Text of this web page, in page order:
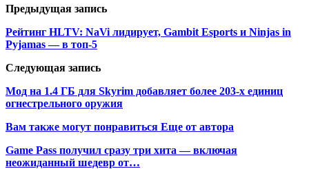
Предыдущая запись
Рейтинг HLTV: NaVi лидирует, Gambit Esports и Ninjas in
Pyjamas — в топ-5
Следующая запись
Мод на 1.4 ГБ для Skyrim добавляет более 203-х единиц
огнестрельного оружия
Вам также могут понравиться Еще от автора
Game Pass получил сразу три хита — включая
неожиданный шедевр от…